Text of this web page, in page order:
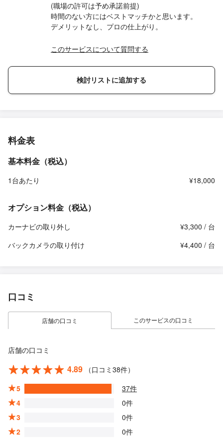
(職場の許可は予め承諾前提)
時間のない方にはベストマッチかと思います。
デメリットなし、プロの仕上がり。
このサービスについて質問する
検討リストに追加する
料金表
基本料金（税込）
1台あたり ¥18,000
オプション料金（税込）
カーナビの取り外し
¥3,300 / 台
バックカメラの取り付け
¥4,400 / 台
口コミ
店舗の口コミ このサービスの口コミ
店舗の口コミ
4.89
（口コミ38件）
5
37件
4
0件
3
0件
2
0件